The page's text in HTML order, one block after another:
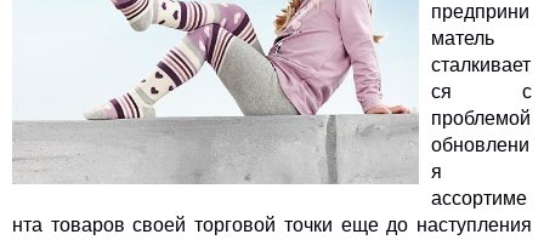
предприни
матель
сталкивает
ся с
проблемой
обновлени
я
ассортиме
нта товаров своей торговой точки еще до наступления